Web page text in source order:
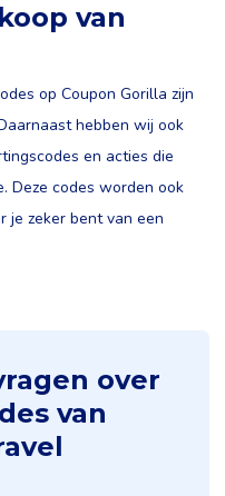
van
op Coupon Gorilla zijn
hebben wij ook
en acties die
Deze codes worden ook
je zeker bent van een
over
van